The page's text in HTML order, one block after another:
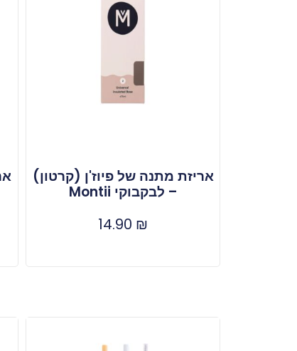
אריזת מתנה של פיוז'ן (קרטון)
– לבקבוקי Montii
14.90 ₪